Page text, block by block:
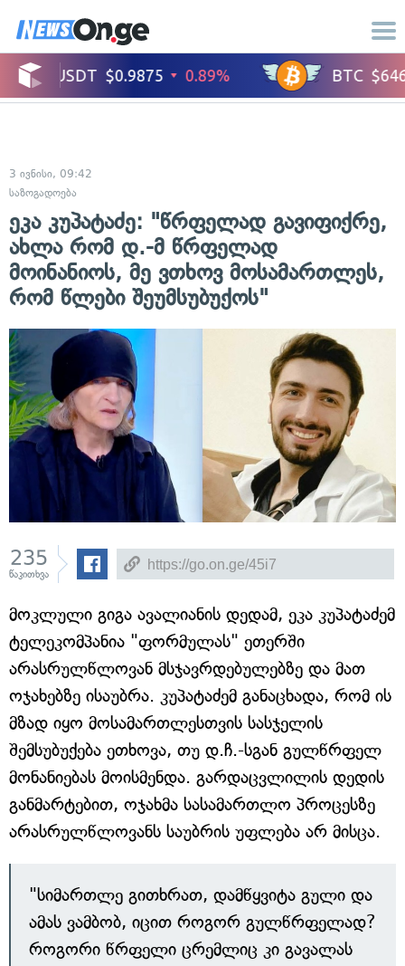
3 ივნისი, 09:42
საზოგადოება
ეკა კუპატაძე: "წრფელად გავიფიქრე,
ახლა რომ დ.-მ წრფელად
მოინანიოს, მე ვთხოვ მოსამართლეს,
რომ წლები შეუმსუბუქოს"
235
წაკითხვა
მოკლული გიგა ავალიანის დედამ, ეკა კუპატაძემ
ტელეკომპანია "ფორმულას" ეთერში
არასრულწლოვან მსჯავრდებულებზე და მათ
ოჯახებზე ისაუბრა. კუპატაძემ განაცხადა, რომ ის
მზად იყო მოსამართლესთვის სასჯელის
შემსუბუქება ეთხოვა, თუ დ.ჩ.-სგან გულწრფელ
მონანიებას მოისმენდა. გარდაცვლილის დედის
განმარტებით, ოჯახმა სასამართლო პროცესზე
არასრულწლოვანს საუბრის უფლება არ მისცა.
"სიმართლე გითხრათ, დამწყვიტა გული და
ამას ვამბობ, იცით როგორ გულწრფელად?
როგორი წრფელი ცრემლიც კი გავალას